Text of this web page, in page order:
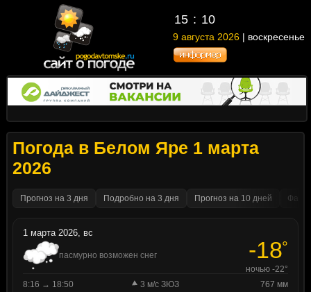
15 10
9 августа 2026 | воскресенье
Погода в Белом Яре 1 марта
2026
Прогноз на 3 дня Подробно на 3 дня Прогноз на 10 дней
1 марта 2026, вс
пасмурно возможен снег -18°
ночью -22°
8:16 → 18:50
3 м/с ЗЮЗ
767 мм